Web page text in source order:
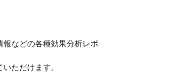
などの各種効果分析レポ
ただけます。